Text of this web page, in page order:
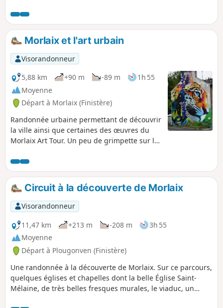
hameaux pittoresques, au Relecq connu pour sa belle
abbaye fondée en 1132. Vous pourrez y voir une grande
église romane, les vestiges d'un cloître, un étang et
d'anciens jardins entourés de douves. Le parcours se
poursuit sur les crêtes.
Morlaix et l'art urbain
Visorandonneur
5,88 km
+90 m -89 m
1h 55
Moyenne
Départ à Morlaix (Finistère)
Randonnée urbaine permettant de découvrir
la ville ainsi que certaines des œuvres du
Morlaix Art Tour. Un peu de grimpette sur la
gare mais rien de très difficile.
Circuit à la découverte de Morlaix
Visorandonneur
11,47 km
+213 m -208 m
3h 55
Moyenne
Départ à Plougonven (Finistère)
Une randonnée à la découverte de Morlaix. Sur ce parcours,
quelques églises et chapelles dont la belle Église Saint-
Mélaine, de très belles fresques murales, le viaduc, un